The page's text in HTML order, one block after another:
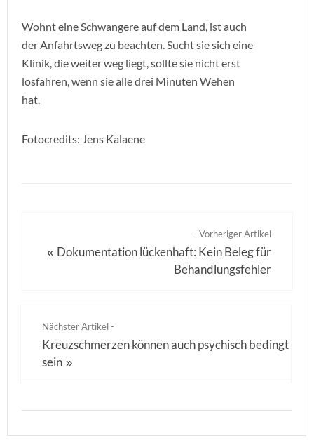
Wohnt eine Schwangere auf dem Land, ist auch
der Anfahrtsweg zu beachten. Sucht sie sich eine
Klinik, die weiter weg liegt, sollte sie nicht erst
losfahren, wenn sie alle drei Minuten Wehen
hat.
Fotocredits: Jens Kalaene
- Vorheriger Artikel
« Dokumentation lückenhaft: Kein Beleg für
Behandlungsfehler
Nächster Artikel -
Kreuzschmerzen können auch psychisch bedingt
sein »